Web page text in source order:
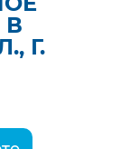
В
Г.